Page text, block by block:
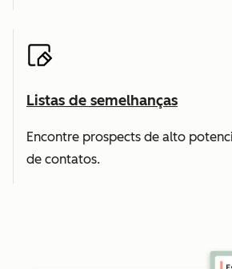
Listas de semelhanças
Encontre prospects de alto
de contatos.